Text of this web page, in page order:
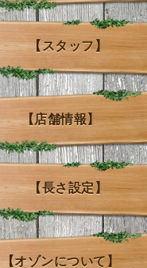
【スタッフ】
【店舗情報】
【長さ設定】
【オゾンについて】